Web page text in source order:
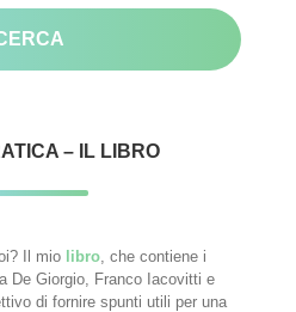
– IL LIBRO
Il mio libro , che contiene i
De Giorgio, Franco Iacovitti e
di fornire spunti utili per una